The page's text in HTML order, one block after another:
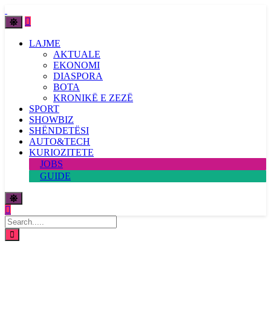
LAJME
AKTUALE
EKONOMI
DIASPORA
BOTA
KRONIKË E ZEZË
SPORT
SHOWBIZ
SHËNDETËSI
AUTO&TECH
KURIOZITETE
JOBS
GUIDE